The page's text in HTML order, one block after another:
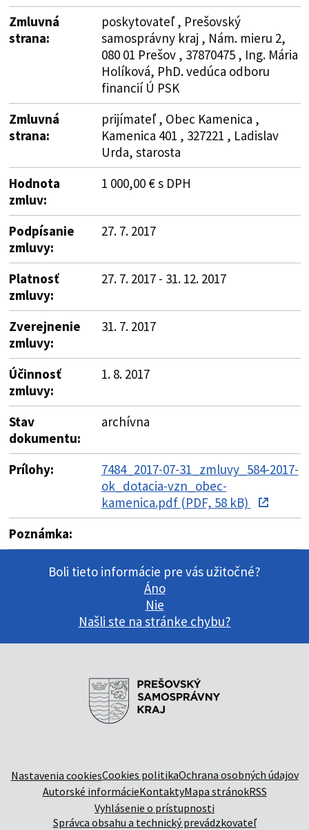
Zmluvná
strana:
poskytovateľ , Prešovský
samosprávny kraj , Nám. mieru 2,
080 01 Prešov , 37870475 , Ing. Mária
Holíková, PhD. vedúca odboru
financií Ú PSK
Zmluvná
strana:
prijímateľ , Obec Kamenica ,
Kamenica 401 , 327221 , Ladislav
Urda, starosta
Hodnota
zmluv:
1 000,00 € s DPH
Podpísanie
zmluvy:
27. 7. 2017
Platnosť
zmluvy:
27. 7. 2017 - 31. 12. 2017
Zverejnenie
zmluvy:
31. 7. 2017
Účinnosť
zmluvy:
1. 8. 2017
Stav
dokumentu:
archívna
Prílohy:
7484_2017-07-31_zmluvy_584-2017-
ok_dotacia-vzn_obec-
kamenica.pdf (PDF, 58 kB)
Poznámka:
Boli tieto informácie pre vás užitočné?
Áno
Nie
Našli ste na stránke chybu?
Nastavenia cookiesCookies politikaOchrana osobných údajov
Autorské informácieKontaktyMapa stránokRSS
Vyhlásenie o prístupnosti
Správca obsahu a technický prevádzkovateľ